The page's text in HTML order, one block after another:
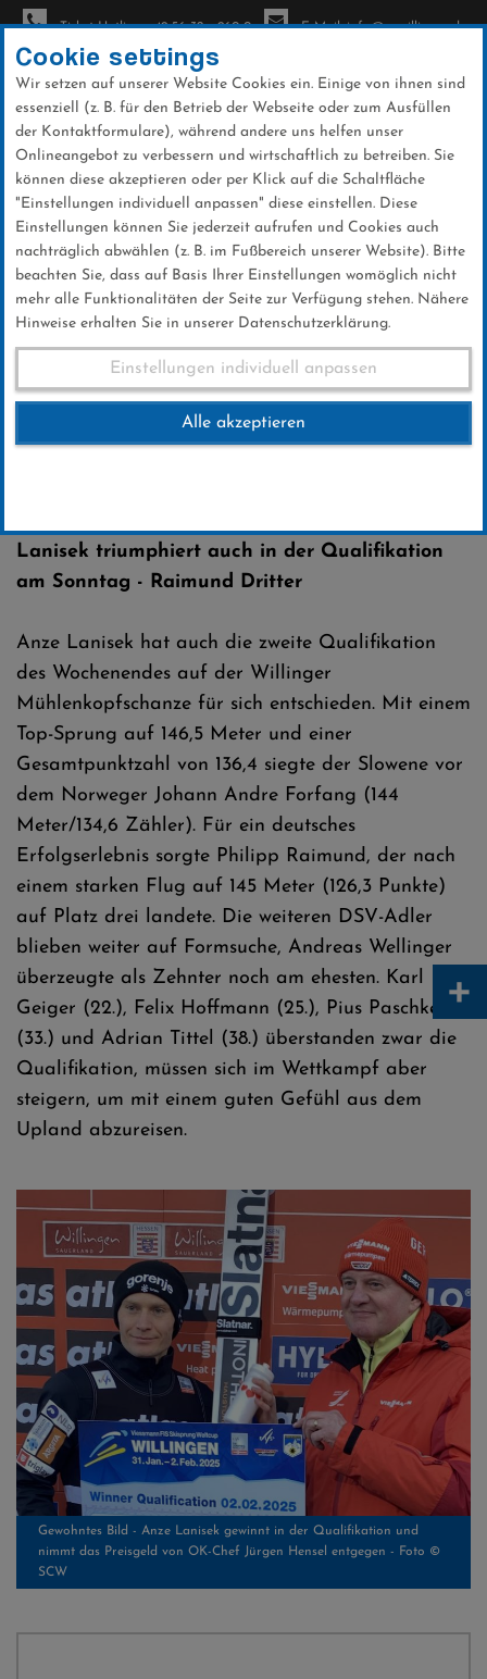
Direkt
zum
Inhalt
Ticket-Hotline: +49 56 32 - 960-0 E-Mail: info@sc-willingen.de
News
Qualifikation
02 .Februar 2025
Lanisek triumphiert auch in der Qualifikation
am Sonntag - Raimund Dritter
Anze Lanisek hat auch die zweite Qualifikation
des Wochenendes auf der Willinger
Mühlenkopfschanze für sich entschieden. Mit einem
Top-Sprung auf 146,5 Meter und einer
Gesamtpunktzahl von 136,4 siegte der Slowene vor
dem Norweger Johann Andre Forfang (144
Meter/134,6 Zähler). Für ein deutsches
Erfolgserlebnis sorgte Philipp Raimund, der nach
einem starken Flug auf 145 Meter (126,3 Punkte)
auf Platz drei landete. Die weiteren DSV-Adler
blieben weiter auf Formsuche, Andreas Wellinger
überzeugte als Zehnter noch am ehesten. Karl
Geiger (22.), Felix Hoffmann (25.), Pius Paschke
(33.) und Adrian Tittel (38.) überstanden zwar die
Qualifikation, müssen sich im Wettkampf aber
steigern, um mit einem guten Gefühl aus dem
Upland abzureisen.
Gewohntes Bild - Anze Lanisek gewinnt in der Qualifikation und
nimmt das Preisgeld von OK-Chef Jürgen Hensel entgegen - Foto ©
SCW
Cookie settings
Wir setzen auf unserer Website Cookies ein. Einige von ihnen sind
essenziell (z. B. für den Betrieb der Webseite oder zum Ausfüllen
der Kontaktformulare), während andere uns helfen unser
Onlineangebot zu verbessern und wirtschaftlich zu betreiben. Sie
können diese akzeptieren oder per Klick auf die Schaltfläche
"Einstellungen individuell anpassen" diese einstellen. Diese
Einstellungen können Sie jederzeit aufrufen und Cookies auch
nachträglich abwählen (z. B. im Fußbereich unserer Website). Bitte
beachten Sie, dass auf Basis Ihrer Einstellungen womöglich nicht
mehr alle Funktionalitäten der Seite zur Verfügung stehen. Nähere
Hinweise erhalten Sie in unserer Datenschutzerklärung.
Einstellungen individuell anpassen
Alle akzeptieren
+